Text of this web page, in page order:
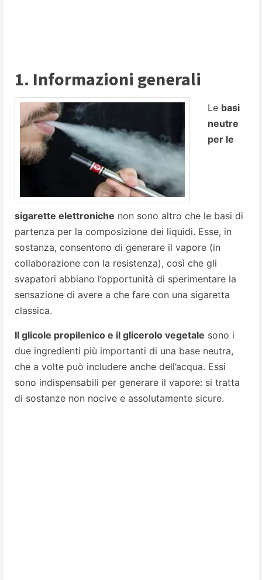
1. Informazioni generali
Le basi
neutre
per le
sigarette elettroniche non sono altro che le basi di
partenza per la composizione dei liquidi. Esse, in
sostanza, consentono di generare il vapore (in
collaborazione con la resistenza), così che gli
svapatori abbiano l’opportunità di sperimentare la
sensazione di avere a che fare con una sigaretta
classica.
Il glicole propilenico e il glicerolo vegetale sono i
due ingredienti più importanti di una base neutra,
che a volte può includere anche dell’acqua. Essi
sono indispensabili per generare il vapore: si tratta
di sostanze non nocive e assolutamente sicure.